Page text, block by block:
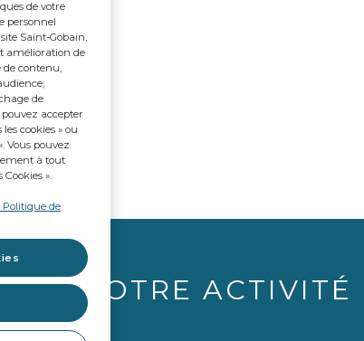
VOTRE ACTIVITÉ
de votre
personnel
Saint-Gobain,
amélioration de
de contenu,
de
accepter
cookies » ou
Vous pouvez
à tout
».
de